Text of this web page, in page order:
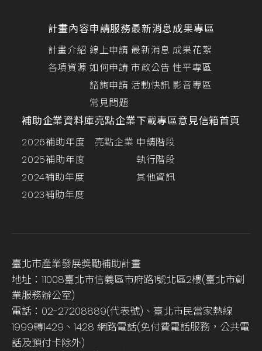
計畫內容
計畫介紹
各項資源
申請服務
線上申請
如何申請
諮詢申請
常見問題
最新消息
最新消息
市政公告
活動快訊
成果專區
成果花絮
性平專區
影音專區
補助企業資料庫
2026補助年度
2025補助年度
2024補助年度
2023補助年度
亮點企業
亮點企業
下載專區
申請階段
執行階段
其他資訊
意見信箱首頁
臺北市產業發展獎勵補助計畫
地址：11008臺北市信義區市府路1號北區2樓(臺北市創
業服務辦公室)
電話：02-27208889(代表號)、臺北市民當家熱線
1999轉1429、1428 網路電話(免付費電話服務，公共電
話及預付卡除外)